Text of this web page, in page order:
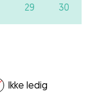
29 30
Ikke ledig